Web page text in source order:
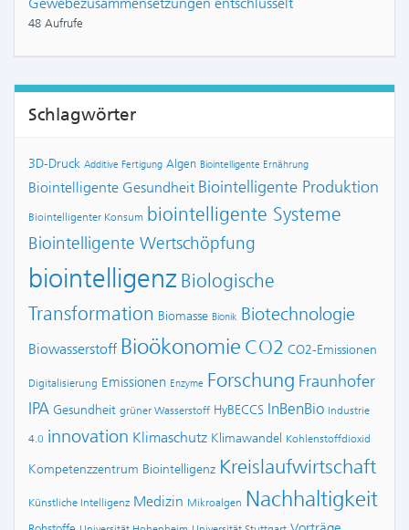
48 Aufrufe
Schlagwörter
3D-Druck Additive Fertigung Algen Biointelligente Ernährung
Biointelligente Gesundheit Biointelligente Produktion
Biointelligenter Konsum biointelligente Systeme
Biointelligente Wertschöpfung
biointelligenz Biologische
Transformation Biomasse Bionik Biotechnologie
Biowasserstoff Bioökonomie CO2 CO2-Emissionen
Digitalisierung Emissionen Enzyme Forschung Fraunhofer
IPA Gesundheit grüner Wasserstoff HyBECCS InBenBio Industrie
4.0 innovation Klimaschutz Klimawandel Kohlenstoffdioxid
Kompetenzzentrum Biointelligenz Kreislaufwirtschaft
Künstliche Intelligenz Medizin Mikroalgen Nachhaltigkeit